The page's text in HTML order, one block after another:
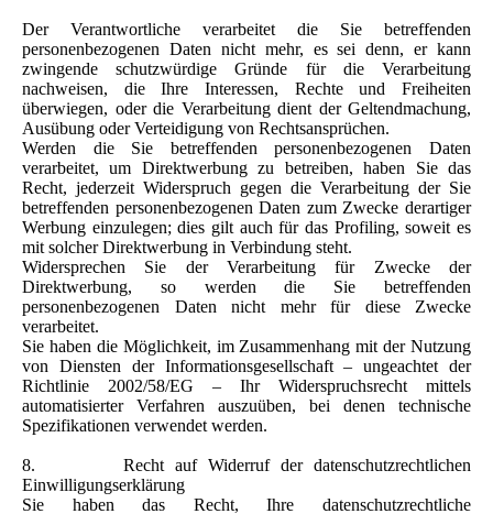
Der Verantwortliche verarbeitet die Sie betreffenden
personenbezogenen Daten nicht mehr, es sei denn, er kann
zwingende schutzwürdige Gründe für die Verarbeitung
nachweisen, die Ihre Interessen, Rechte und Freiheiten
überwiegen, oder die Verarbeitung dient der Geltendmachung,
Ausübung oder Verteidigung von Rechtsansprüchen.
Werden die Sie betreffenden personenbezogenen Daten
verarbeitet, um Direktwerbung zu betreiben, haben Sie das
Recht, jederzeit Widerspruch gegen die Verarbeitung der Sie
betreffenden personenbezogenen Daten zum Zwecke derartiger
Werbung einzulegen; dies gilt auch für das Profiling, soweit es
mit solcher Direktwerbung in Verbindung steht.
Widersprechen Sie der Verarbeitung für Zwecke der
Direktwerbung, so werden die Sie betreffenden
personenbezogenen Daten nicht mehr für diese Zwecke
verarbeitet.
Sie haben die Möglichkeit, im Zusammenhang mit der Nutzung
von Diensten der Informationsgesellschaft – ungeachtet der
Richtlinie 2002/58/EG – Ihr Widerspruchsrecht mittels
automatisierter Verfahren auszuüben, bei denen technische
Spezifikationen verwendet werden.
8. Recht auf Widerruf der datenschutzrechtlichen
Einwilligungserklärung
Sie haben das Recht, Ihre datenschutzrechtliche